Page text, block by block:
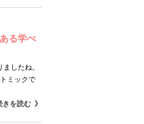
る学べ
したね。
ミックで
きを読む